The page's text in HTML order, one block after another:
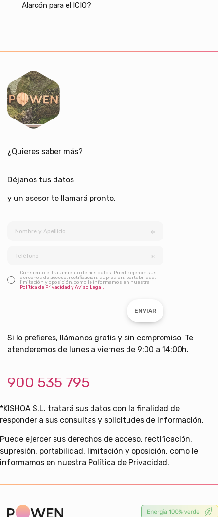
Alarcón para el ICIO?
¿Quieres saber más?
Déjanos tus datos
y un asesor te llamará pronto.
Consiento el tratamiento de mis datos. Puede ejercer sus
derechos de acceso, rectificación, supresión, portabilidad,
limitación y oposición, como le informamos en nuestra
Política de Privacidad y Aviso Legal.
ENVIAR
Si lo prefieres, llámanos gratis y sin compromiso. Te
atenderemos de lunes a viernes de 9:00 a 14:00h.
900 535 795
*KISHOA S.L. tratará sus datos con la finalidad de
responder a sus consultas y solicitudes de información.
Puede ejercer sus derechos de acceso, rectificación,
supresión, portabilidad, limitación y oposición, como le
informamos en nuestra Política de Privacidad.